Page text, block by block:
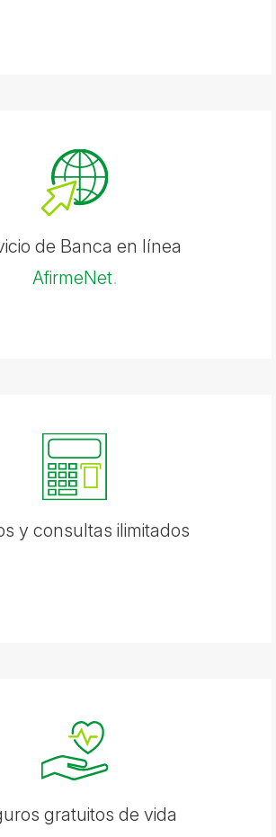
de Banca en línea
AfirmeNet.
y consultas ilimitados
gratuitos de vida